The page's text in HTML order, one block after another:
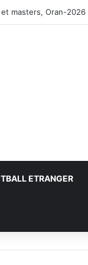
masters, Oran-2026
ETRANGER